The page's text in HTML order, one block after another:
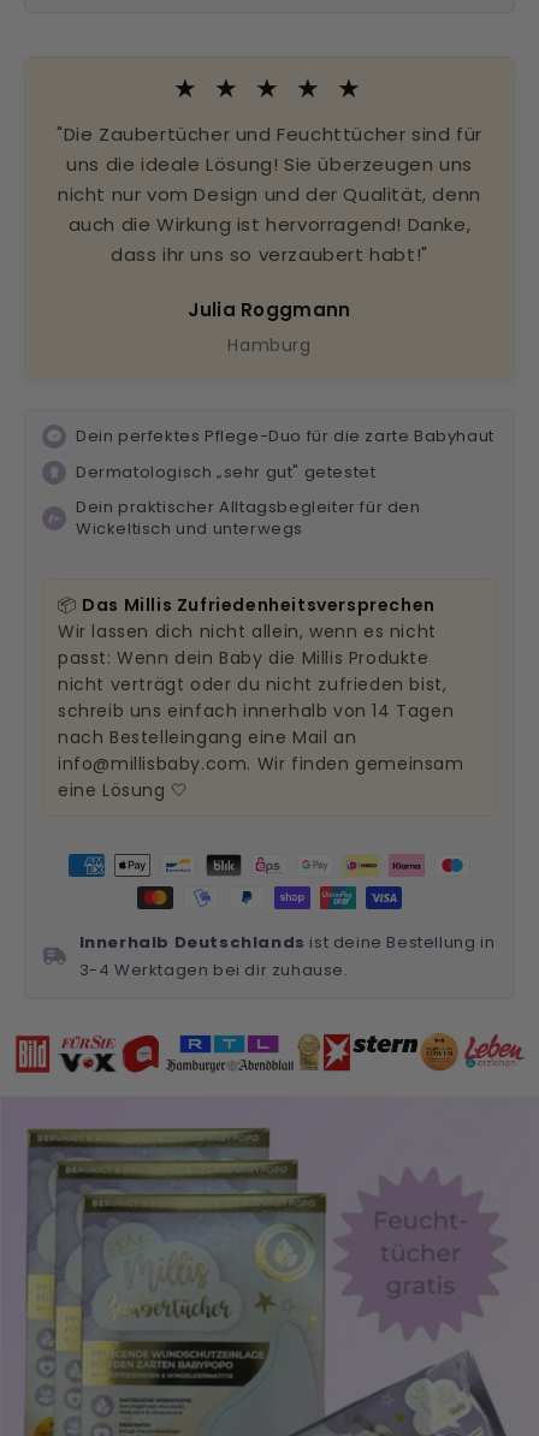
★ ★ ★ ★ ★
"Die Zaubertücher und Feuchttücher sind für
uns die ideale Lösung! Sie überzeugen uns
nicht nur vom Design und der Qualität, denn
auch die Wirkung ist hervorragend! Danke,
dass ihr uns so verzaubert habt!"
Julia Roggmann
Hamburg
Dein perfektes Pflege-Duo für die zarte Babyhaut
Dermatologisch „sehr gut" getestet
Dein praktischer Alltagsbegleiter für den
Wickeltisch und unterwegs
📦 Das Millis Zufriedenheitsversprechen
Wir lassen dich nicht allein, wenn es nicht
passt: Wenn dein Baby die Millis Produkte
nicht verträgt oder du nicht zufrieden bist,
schreib uns einfach innerhalb von 14 Tagen
nach Bestelleingang eine Mail an
info@millisbaby.com. Wir finden gemeinsam
eine Lösung 🤍
Innerhalb Deutschlands ist deine Bestellung in
3-4 Werktagen bei dir zuhause.